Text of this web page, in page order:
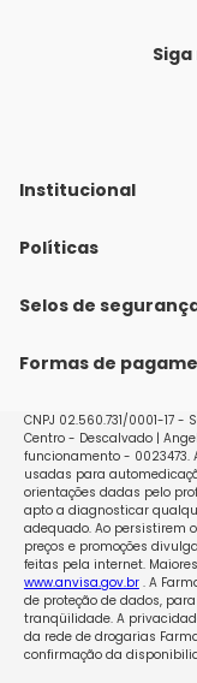
Institucional
Quem Somos
Nossas lojas
Políticas
Política de Envio
Políticas de Trocas e
Selos de
Formas de
CNPJ 02.560.731/0001-17 -
Centro - Descalvado |
funcionamento - 0023473.
usadas para
orientações dadas pelo
apto a diagnosticar
adequado. Ao persistirem
preços e promoções
feitas pela internet.
www.anvisa.gov.br. A
de proteção de dados,
tranqüilidade. A
da rede de drogarias
confirmação da